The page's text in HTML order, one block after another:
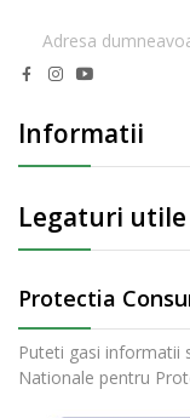
Informatii
Legaturi utile
Protectia
Puteti gasi informatii
Nationale pentru